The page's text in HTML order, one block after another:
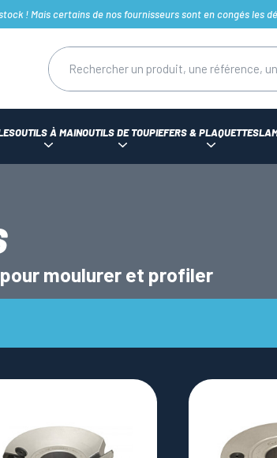
! Mais certains de nos fournisseurs sont en congés les
OUTILS À MAINOUTILS DE TOUPIEFERS & PLAQUETTES
moulurer et profiler